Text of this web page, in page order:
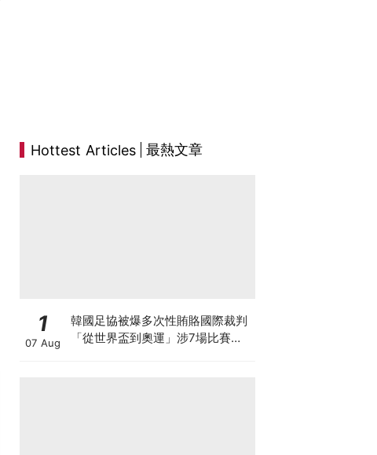
Hottest Articles 最熱文章
1
07 Aug
韓國足協被爆多次性賄賂國際裁判
「從世界盃到奧運」涉7場比賽、